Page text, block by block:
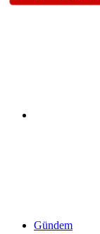
Gündem